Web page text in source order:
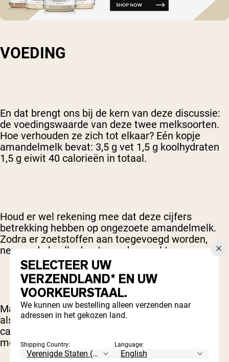
VOEDING
En dat brengt ons bij de kern van deze discussie:
de voedingswaarde van deze twee melksoorten.
Hoe verhouden ze zich tot elkaar? Eén kopje
amandelmelk bevat: 3,5 g vet 1,5 g koolhydraten
1,5 g eiwit 40 calorieën in totaal.
Houd er wel rekening mee dat deze cijfers
betrekking hebben op ongezoete amandelmelk.
Zodra er zoetstoffen aan toegevoegd worden,
nemen de koolhydraatwaarden snel toe.
Maar hoe zit het met koeienmelk? De cijfers zijn
als volgt: 8 g vet 11 g koolhydraten 8 g eiwit 146
calorieën in totaal. Duidelijk bevat koeienmelk
meer... van alles.
SELECTEER UW
VERZENDLAND* EN UW
VOORKEURSTAAL.
We kunnen uw bestelling alleen verzenden naar
adressen in het gekozen land.
Shipping Country: Language: